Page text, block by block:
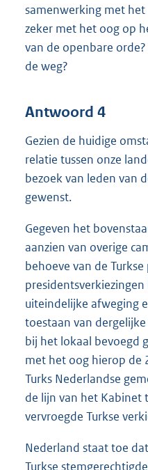
samenwerking met
zeker met het oog op
van de openbare
de weg?
Antwoord 4
Gezien de huidige
relatie tussen onze
bezoek van leden van
gewenst.
Gegeven het
aanzien van overige
behoeve van de
uiteindelijke afweging
toestaan van
bij het lokaal bevoegd
met het oog hierop de
Turks Nederlandse
de lijn van het Kabinet
vervroegde Turkse
Nederland staat toe
Turkse